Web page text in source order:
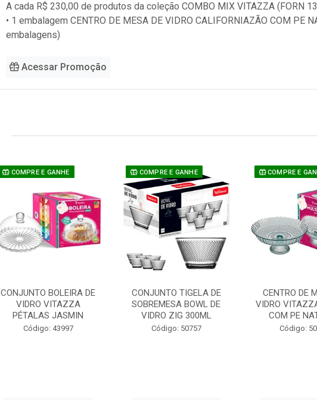
A cada R$ 230,00 de produtos da coleçãoCOMBO MIX VITAZZA (FORN
• 1 embalagem CENTRO DE MESA DE VIDRO CALIFORNIAZÃO COM PE
embalagens)
Acessar Promoção
COMPRE E GANHE
CONJUNTO BOLEIRA DE
VIDRO VITAZZA
PÉTALAS JASMIN
Código: 43997
COMPRE E GANHE
CONJUNTO TIGELA DE
SOBREMESA BOWL DE
VIDRO ZIG 300ML
Código: 50757
COMPRE E
CENTRO DE
VIDRO
COM PE
Código: